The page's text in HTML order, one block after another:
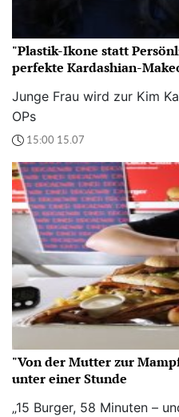
"Plastik-Ikone statt
perfekte Kardashian-
Junge Frau wird zur Kim
OPs
15:00 15.07
"Von der Mutter zur
unter einer Stunde
„15 Burger, 58 Minuten –